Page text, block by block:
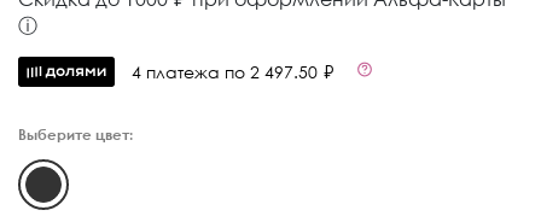
ⓘ
4 платежа по 2 497.50 ₽
Выберите цвет: